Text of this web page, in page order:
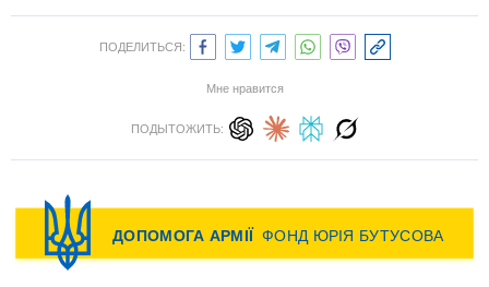
ПОДЕЛИТЬСЯ:
Мне нравится
ПОДЫТОЖИТЬ: